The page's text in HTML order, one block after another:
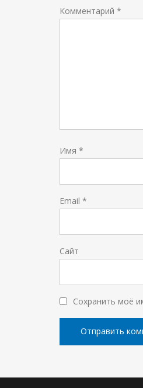
Комментарий *
Имя *
Email *
Сайт
Сохранить моё